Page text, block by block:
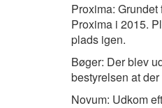
Proxima:
Proxima i 2015.
plads igen.
Bøger: Der blev
bestyrelsen at
Novum: Udkom